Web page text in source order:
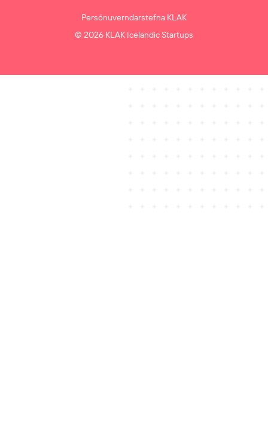
© 2026 KLAK Icelandic Startups
Persónuverndarstefna KLAK